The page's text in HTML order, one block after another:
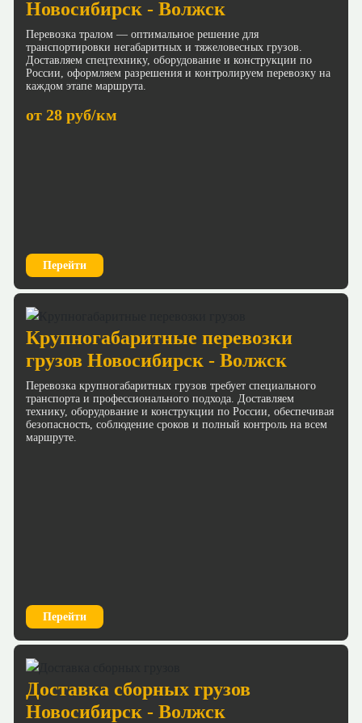
Новосибирск - Волжск
Перевозка тралом — оптимальное решение для
транспортировки негабаритных и тяжеловесных грузов.
Доставляем спецтехнику, оборудование и конструкции по
России, оформляем разрешения и контролируем перевозку на
каждом этапе маршрута.
от 28 руб/км
Перейти
Крупногабаритные перевозки
грузов Новосибирск - Волжск
Перевозка крупногабаритных грузов требует специального
транспорта и профессионального подхода. Доставляем
технику, оборудование и конструкции по России, обеспечивая
безопасность, соблюдение сроков и полный контроль на всем
маршруте.
Перейти
Доставка сборных грузов
Новосибирск - Волжск